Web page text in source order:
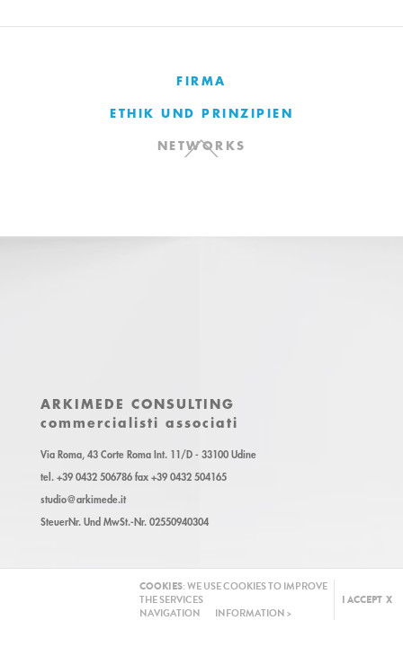
FIRMA
ETHIK UND PRINZIPIEN
NETWORKS
ARKIMEDE CONSULTING
commercialisti associati
Via Roma, 43 Corte Roma Int. 11/D - 33100 Udine
tel. +39 0432 506786 fax +39 0432 504165
studio@arkimede.it
SteuerNr. Und MwSt.-Nr. 02550940304
COOKIES: WE USE COOKIES TO IMPROVE
THE SERVICES
NAVIGATION
INFORMATION >
I ACCEPT X